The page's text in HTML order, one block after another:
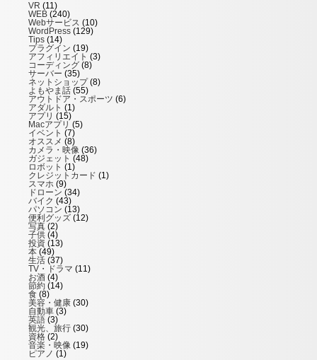
VR (11)
WEB (240)
Webサービス (10)
WordPress (129)
Tips (14)
プラグイン (19)
アフィリエイト (3)
コーディング (8)
サーバー (35)
ネットショップ(8)
よもやま話 (55)
アウトドア・スポーツ (6)
アダルト (1)
アプリ (15)
Macアプリ (5)
イベント (7)
オススメ (8)
カメラ・映像 (36)
ガジェット (48)
ロボット (1)
クレジットカード (1)
スマホ (9)
ドローン (34)
バイク (43)
パソコン (13)
便利グッズ (12)
写真 (2)
子供 (4)
投資 (13)
本 (49)
生活 (37)
TV・ドラマ (11)
お酒 (4)
節約 (14)
食 (8)
美容・健康 (30)
自動車 (3)
英語 (3)
観光、旅行 (30)
資格 (2)
音楽・映像 (19)
ピアノ (1)